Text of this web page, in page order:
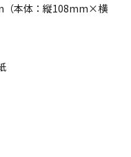
（本体：縦108mm×横